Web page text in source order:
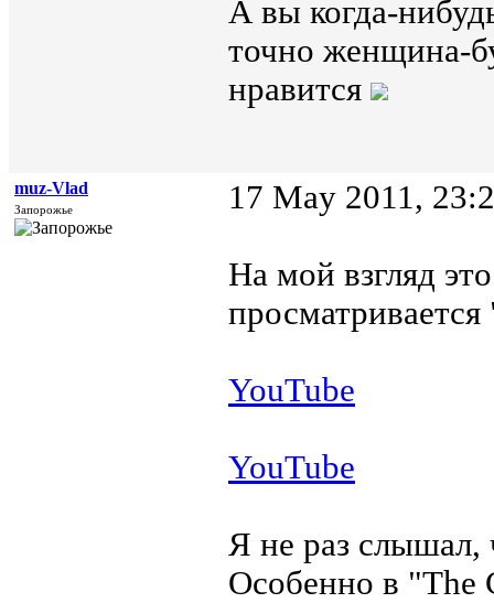
А вы когда-
точно женщина-
нравится
muz-Vlad
Запорожье 17 May 2011,
На мой взгляд
YouTube
YouTube
Я не раз слышал,
Особенно в "Тhe